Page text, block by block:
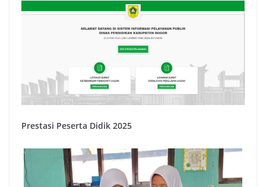
Prestasi Peserta Didik 2025